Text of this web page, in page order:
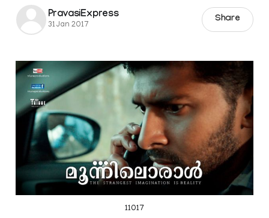
PravasiExpress
31 Jan 2017
Share
11017